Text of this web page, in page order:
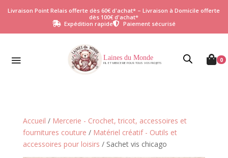
Livraison Point Relais offerte dès 60€ d'achat* – Livraison à Domicile offerte
dès 100€ d'achat*
 Expédition rapide Paiement sécurisé
Laines du Monde
FIL ET MERCERIE POUR TOUS VOS PROJETS  0
Accueil / Mercerie - Crochet, tricot, accessoires et
fournitures couture / Matériel créatif - Outils et
accessoires pour loisirs / Sachet vis chicago